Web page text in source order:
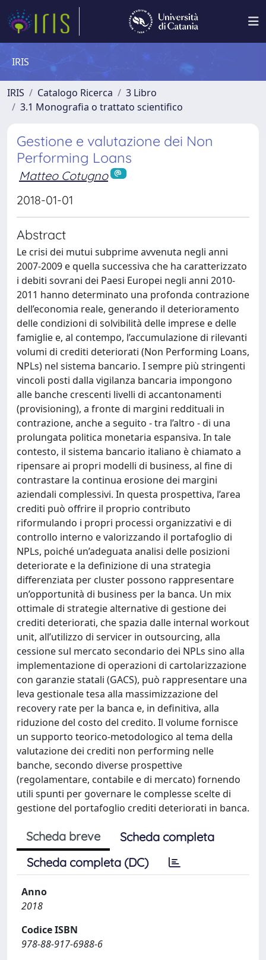
IRIS
IRIS Catalogo Ricerca
3 Libro
3.1 Monografia o trattato scientifico
Gestione e valutazione dei Non
Performing Loans
Matteo Cotugno
2018-01-01
Abstract
Le crisi dei mutui subprime avvenuta negli anni
2007-2009 e quella successiva che ha caratterizzato
i debiti sovrani dei Paesi Europei negli anni 2010-
2011 hanno determinato una profonda contrazione
dell’economia reale, generando il deterioramento
delle condizioni di solvibilità delle imprese e delle
famiglie e, al contempo, l’accumulazione di rilevanti
volumi di crediti deteriorati (Non Performing Loans,
NPLs) nel sistema bancario. I sempre più stringenti
vincoli posti dalla vigilanza bancaria impongono
alle banche crescenti livelli di accantonamenti
(provisioning), a fronte di margini reddituali in
contrazione, anche a seguito - tra l’altro - di una
prolungata politica monetaria espansiva. In tale
contesto, il sistema bancario italiano è chiamato a
ripensare ai propri modelli di business, al fine di
contrastare la continua erosione dei margini
aziendali complessivi. In questa prospettiva, l’area
crediti può offrire il proprio contributo
riformulando i propri processi organizzativi e di
controllo interno e valorizzando il portafoglio di
NPLs, poiché un’adeguata analisi delle posizioni
deteriorate e la definizione di una strategia
differenziata per cluster possono rappresentare
un’opportunità di business per la banca. Un mix
ottimale di strategie alternative di gestione dei
crediti deteriorati, che spazia dalle internal workout
unit, all’utilizzo di servicer in outsourcing, alla
cessione sul mercato secondario dei NPLs sino alla
implementazione di operazioni di cartolarizzazione
con garanzie statali (GACS), può rappresentare una
leva gestionale tesa alla massimizzazione del
recovery rate per la banca e, in definitiva, alla
riduzione del costo del credito. Il volume fornisce
un supporto teorico-metodologico al tema della
valutazione dei crediti non performing nelle
banche, secondo diverse prospettive
(regolamentare, contabile e di mercato) fornendo
utili spunti per governare le complesse scelte di
gestione del portafoglio crediti deteriorati in banca.
Scheda breve
Scheda completa
Scheda completa (DC)
Anno
2018
Codice ISBN
978-88-917-6988-6